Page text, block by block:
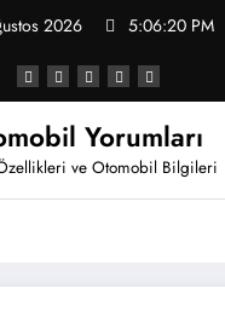
2026 5:06:20 PM
Yorumları
ve Otomobil Bilgileri